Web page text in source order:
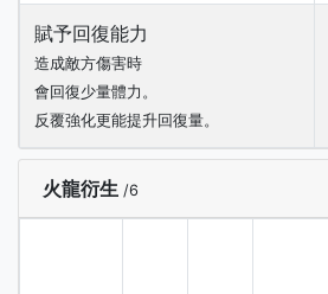
賦予回復能力
造成敵方傷害時
會回復少量體力。
反覆強化更能提升回復量。
火龍衍生 /6